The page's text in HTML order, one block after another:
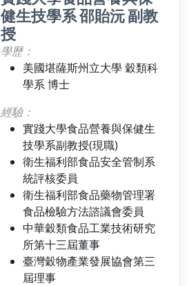
健生技學系 邵貽沅 副教
授
學歷：
美國堪薩斯州立大學 穀類科
學系 博士
經驗：
實踐大學食品營養與保健生
技學系副教授(現職)
衛生福利部食品安全管制系
統評核委員
衛生福利部食品藥物管理署
食品檢驗方法諮議會委員
中華穀類食品工業技術研究
所第十三屆董事
臺灣穀物產業發展協會第三
屆理事